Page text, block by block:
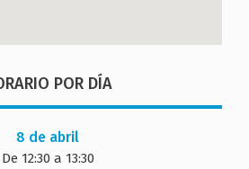
POR DÍA
8 de abril
De 12:30 a 13:30